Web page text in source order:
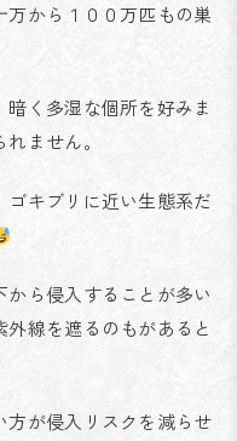
万から１００万匹もの巣
く多湿な個所を好みま
ません。
キブリに近い生態系だ
ら侵入することが多い
線を遮るのもがあると
方が侵入リスクを減らせ